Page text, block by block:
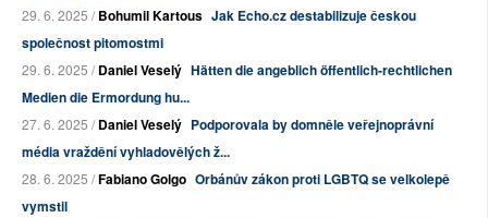
29. 6. 2025 /Bohumil Kartous Jak Echo.cz destabilizuje českou
společnost pitomostmi
29. 6. 2025 /Daniel Veselý Hätten die angeblich öffentlich-rechtlichen
Medien die Ermordung hu...
27. 6. 2025 /Daniel Veselý Podporovala by domněle veřejnoprávní
média vraždění vyhladovělých ž...
28. 6. 2025 /Fabiano Golgo Orbánův zákon proti LGBTQ se velkolepě
vymstil